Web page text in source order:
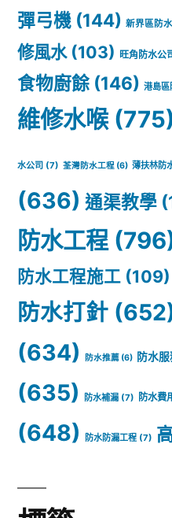
逸？
彈弓機 (144) 新界區防水
修風水(103) 旺角防水公
食物廚餘 (146) 港島區
維修水喉
水公司 (7) 荃灣防水工程 (6) 薄扶林防
(636) 通渠教學
防水工程
防水工程施工 (109)
防水打針
(634)
防水推薦 (6) 防水服
(635)
防水補漏 (7) 防水費
(648)
防水防漏工程 (7)